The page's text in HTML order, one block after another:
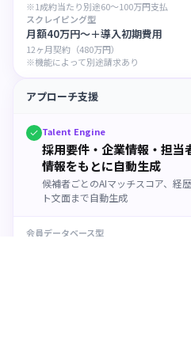
※1成約当たり別途60〜100万円支払
スクレイピング型
月額40万円〜＋導入初期費用
12ヶ月契約（480万円）
※機能によって別途請求あり
アプローチ支援
Talent Engine
採用要件・企業情報・担当
情報をもとに自動生成
候補者ごとのAIマッチスコア、経
ト文面まで自動生成
会員データベース型